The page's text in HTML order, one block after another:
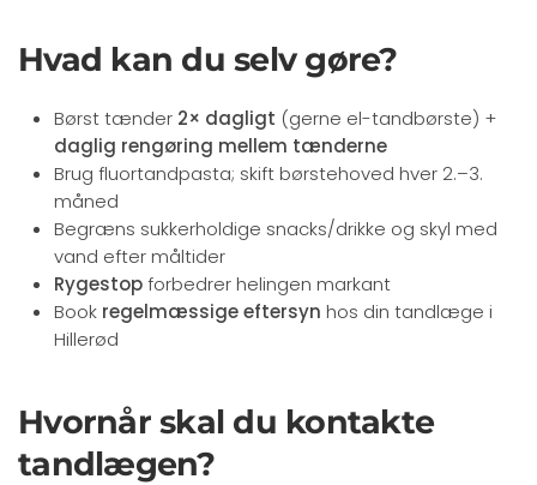
Hvad kan du selv gøre?
Børst tænder 2× dagligt (gerne el-tandbørste) +
daglig rengøring mellem tænderne
Brug fluortandpasta; skift børstehoved hver 2.–3.
måned
Begræns sukkerholdige snacks/drikke og skyl med
vand efter måltider
Rygestopforbedrer helingen markant
Book regelmæssige eftersyn hos din tandlæge i
Hillerød
Hvornår skal du kontakte
tandlægen?